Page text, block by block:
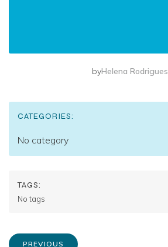
byHelena Rodrigues
CATEGORIES:
No category
TAGS:
No tags
PREVIOUS